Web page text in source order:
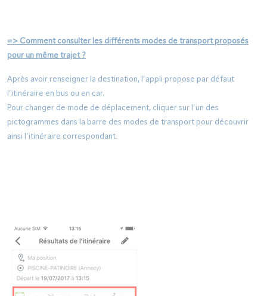
=> Comment consulter les différents modes de transport proposés
pour un même trajet ?
Après avoir renseigner la destination, l’appli propose par défaut
l’itinéraire en bus ou en car.
Pour changer de mode de déplacement, cliquer sur l’un des
pictogrammes dans la barre des modes de transport pour découvrir
ainsi l’itinéraire correspondant.